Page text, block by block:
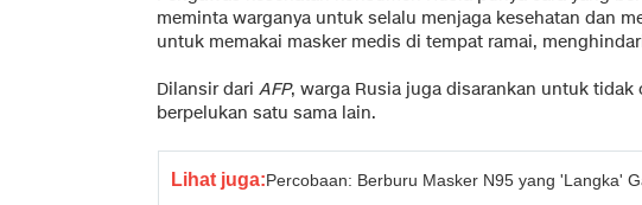
meminta warganya untuk selalu menjaga kesehatan dan
untuk memakai masker medis di tempat ramai,
Dilansir dari AFP, warga Rusia juga disarankan untuk
berpelukan satu sama lain.
Lihat juga:Percobaan: Berburu Masker N95 yang 'Langka'